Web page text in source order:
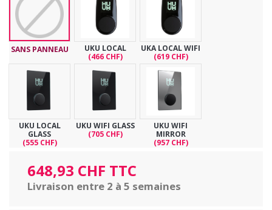
SANS PANNEAU
UKU LOCAL
(466 CHF)
UKA LOCAL WIFI
(619 CHF)
UKU LOCAL
GLASS
(555 CHF)
UKU WIFI GLASS
(705 CHF)
UKU WIFI
MIRROR
(957 CHF)
648,93 CHF TTC
Livraison entre 2 à 5 semaines